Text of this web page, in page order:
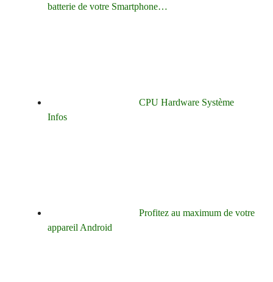
batterie de votre Smartphone…
CPU Hardware Système
Infos
Profitez au maximum de votre
appareil Android